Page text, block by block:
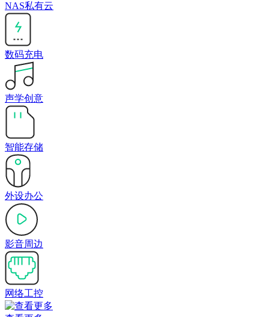
NAS私有云
数码充电
声学创意
智能存储
外设办公
影音周边
网络工控